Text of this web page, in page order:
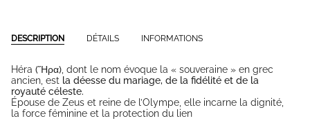
DESCRIPTION DÉTAILS INFORMATIONS
Héra (Ἥρα) , dont le nom évoque la « souveraine » en grec
ancien, est la déesse du mariage, de la fidélité et de la
royauté céleste.
Épouse de Zeus et reine de l’Olympe, elle incarne la dignité,
la force féminine et la protection du lien